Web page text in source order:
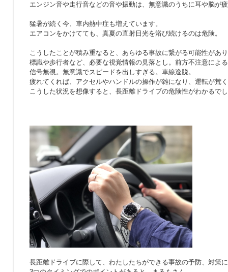
エンジン音や走行音などの音や振動は、無意識のうちに耳や脳が
猛暑が続く今、車内熱中症も増えています。
エアコンをかけてても、真夏の直射日光を浴び続けるのは危険。
こうしたことが積み重なると、あらゆる事故に繋がる可能性があ
標識や歩行者など、必要な視覚情報の見落とし。前方不注意によ
信号無視。無意識でスピードを出しすぎる。車線逸脱。
疲れてくれば、アクセルやハンドルの操作が雑になり、運転が荒
こうした状況を想像すると、長距離ドライブの危険性がわかるで
長距離ドライブに際して、わたしたちができる事故の予防、対策